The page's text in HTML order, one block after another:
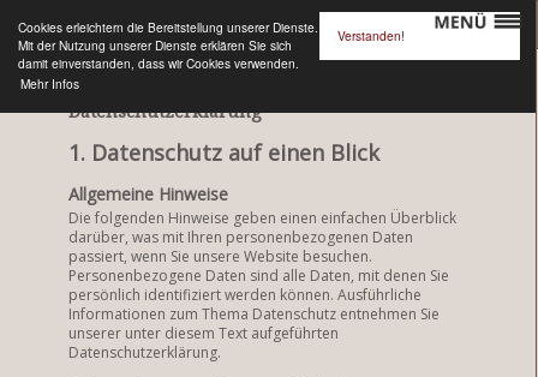
Cookies erleichtern die Bereitstellung unserer Dienste.
Mit der Nutzung unserer Dienste erklären Sie sich
damit einverstanden, dass wir Cookies verwenden.
Mehr Infos
Verstanden!
Datenschutz
Datenschutzerklärung
1. Datenschutz auf einen Blick
Allgemeine Hinweise
Die folgenden Hinweise geben einen einfachen Überblick
darüber, was mit Ihren personenbezogenen Daten
passiert, wenn Sie unsere Website besuchen.
Personenbezogene Daten sind alle Daten, mit denen Sie
persönlich identifiziert werden können. Ausführliche
Informationen zum Thema Datenschutz entnehmen Sie
unserer unter diesem Text aufgeführten
Datenschutzerklärung.